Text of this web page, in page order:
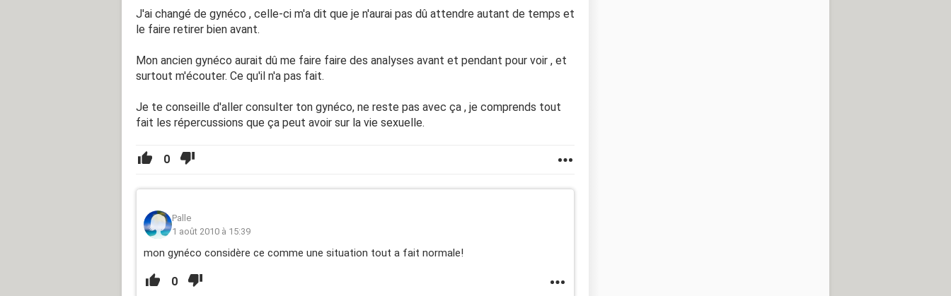
J'ai changé de gynéco , celle-ci m'a dit que je n'aurai pas dû attendre autant de temps et
le faire retirer bien avant.
Mon ancien gynéco aurait dû me faire faire des analyses avant et pendant pour voir , et
surtout m'écouter. Ce qu'il n'a pas fait.
Je te conseille d'aller consulter ton gynéco, ne reste pas avec ça , je comprends tout
fait les répercussions que ça peut avoir sur la vie sexuelle.
0
Palle
1 août 2010 à 15:39
mon gynéco considère ce comme une situation tout a fait normale!
0